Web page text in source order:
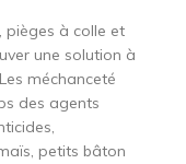
pièges à colle et
une solution à
méchanceté
des agents
petits bâton